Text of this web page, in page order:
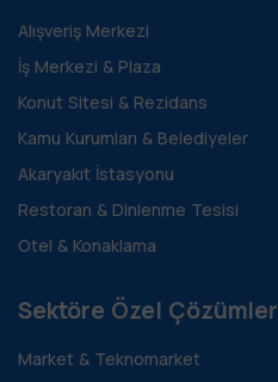
Alışveriş Merkezi
İş Merkezi & Plaza
Konut Sitesi & Rezidans
Kamu Kurumları & Belediyeler
Akaryakıt İstasyonu
Restoran & Dinlenme Tesisi
Otel & Konaklama
Sektöre Özel Çözümler
Market & Teknomarket